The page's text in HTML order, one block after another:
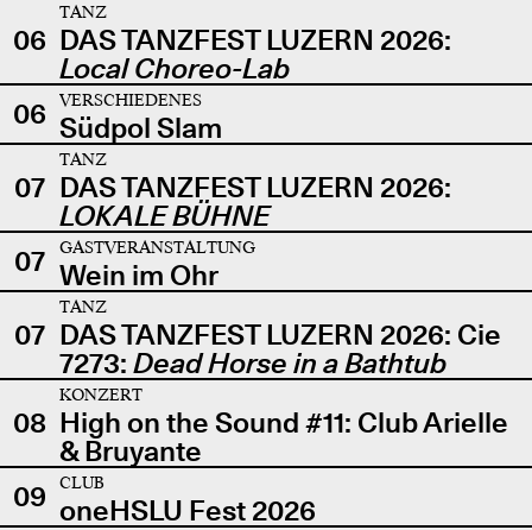
06
TANZ
DAS TANZFEST LUZERN 2026:
Local Choreo-Lab
06
VERSCHIEDENES
Südpol Slam
07
TANZ
DAS TANZFEST LUZERN 2026:
LOKALE BÜHNE
07
GASTVERANSTALTUNG
Wein im Ohr
07
TANZ
DAS TANZFEST LUZERN 2026: Cie
7273: Dead Horse in a Bathtub
08
KONZERT
High on the Sound #11: Club Arielle
& Bruyante
09
CLUB
oneHSLU Fest 2026